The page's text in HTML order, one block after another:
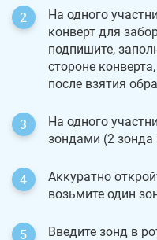
На одного
конверт для
подпишите,
стороне
после взятия
На одного
зондами (2 зонда
Аккуратно
возьмите один
Введите зонд в